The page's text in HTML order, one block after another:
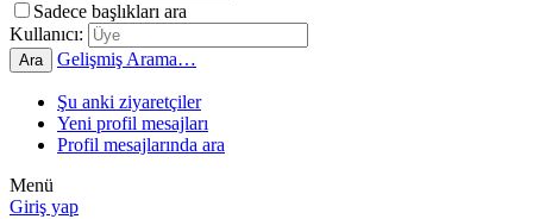
Sadece başlıkları ara
Kullanıcı:
Ara Gelişmiş Arama…
Şu anki ziyaretçiler
Yeni profil mesajları
Profil mesajlarında ara
Menü
Giriş yap